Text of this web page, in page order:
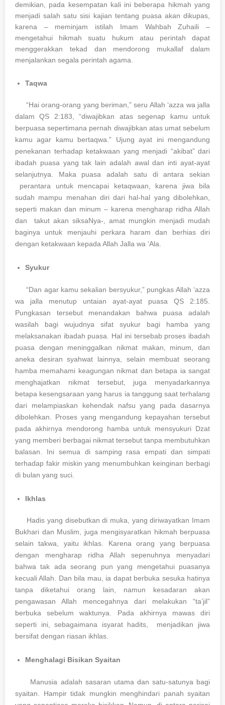
demikian, pada kesempatan kali ini beberapa hikmah yang
menjadi salah satu sisi kajian tentang puasa akan dikupas,
karena – meminjam istilah Imam Wahbah Zuhaili –
mengetahui hikmah suatu hukum atau perintah dapat
menggerakkan tekad dan mendorong mukallaf dalam
menjalankan segala perintah agama.
Taqwa
“Hai orang-orang yang beriman,” seru Allah ‘azza wa jalla
dalam QS 2:183, “diwajibkan atas segenap kamu untuk
berpuasa sepertimana pernah diwajibkan atas umat sebelum
kamu agar kamu bertaqwa.” Ujung ayat ini mengandung
penekanan terhadap ketakwaan yang menjadi “akibat” dari
ibadah puasa yang tak lain adalah awal dan inti ayat-ayat
selanjutnya. Maka puasa adalah satu di antara sekian
perantara untuk mencapai ketaqwaan, karena jiwa bila
sudah mampu menahan diri dari hal-hal yang dibolehkan,
seperti makan dan minum – karena mengharap ridha Allah
dan takut akan siksaNya-, amat mungkin menjadi mudah
baginya untuk menjauhi perkara haram dan berhias diri
dengan ketakwaan kepada Allah Jalla wa ‘Ala.
Syukur
“Dan agar kamu sekalian bersyukur,” pungkas Allah ‘azza
wa jalla menutup untaian ayat-ayat puasa QS 2:185.
Pungkasan tersebut menandakan bahwa puasa adalah
wasilah bagi wujudnya sifat syukur bagi hamba yang
melaksanakan ibadah puasa. Hal ini tersebab proses ibadah
puasa dengan meninggalkan nikmat makan, minum, dan
aneka desiran syahwat lainnya, selain membuat seorang
hamba memahami keagungan nikmat dan betapa ia sangat
menghajatkan nikmat tersebut, juga menyadarkannya
betapa kesengsaraan yang harus ia tanggung saat terhalang
dari melampiaskan kehendak nafsu yang pada dasarnya
dibolehkan. Proses yang mengandung kepayahan tersebut
pada akhirnya mendorong hamba untuk mensyukuri Dzat
yang memberi berbagai nikmat tersebut tanpa membutuhkan
balasan. Ini semua di samping rasa empati dan simpati
terhadap fakir miskin yang menumbuhkan keinginan berbagi
di bulan yang suci.
Ikhlas
Hadis yang disebutkan di muka, yang diriwayatkan Imam
Bukhari dan Muslim, juga mengisyaratkan hikmah berpuasa
selain takwa, yaitu ikhlas. Karena orang yang berpuasa
dengan mengharap ridha Allah sepenuhnya menyadari
bahwa tak ada seorang pun yang mengetahui puasanya
kecuali Allah. Dan bila mau, ia dapat berbuka sesuka hatinya
tanpa diketahui orang lain, namun kesadaran akan
pengawasan Allah mencegahnya dari melakukan “ta’jil”
berbuka sebelum waktunya. Pada akhirnya mawas diri
seperti ini, sebagaimana isyarat hadits, menjadikan jiwa
bersifat dengan riasan ikhlas.
Menghalagi Bisikan Syaitan
Manusia adalah sasaran utama dan satu-satunya bagi
syaitan. Hampir tidak mungkin menghindari panah syaitan